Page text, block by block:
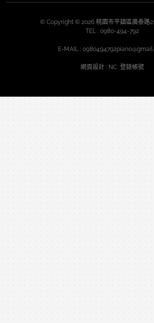
© Copyright © 2026 桃園市平鎮區廣泰路
TEL : 0980-494-792
E-MAIL :
網頁設計: NC 登錄帳號